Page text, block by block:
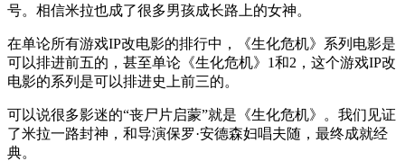
号。相信米拉也成了很多男孩成长路上的女神。
在单论所有游戏IP改电影的排行中，《生化危机》系列电影是
可以排进前五的，甚至单论《生化危机》1和2，这个游戏IP改
电影的系列是可以排进史上前三的。
可以说很多影迷的“丧尸片启蒙”就是《生化危机》。我们见证
了米拉一路封神，和导演保罗·安德森妇唱夫随，最终成就经
典。